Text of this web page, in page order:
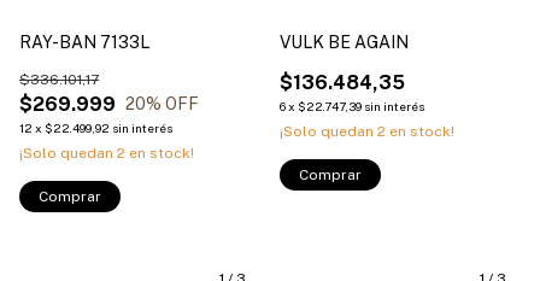
RAY-BAN 7133L
$269.999
$336.101,17
20% OFF
12 x $22.499,92 sin interés
¡Solo quedan 2 en stock!
Comprar
VULK BE AGAIN
$136.484,35
6x $22.747,39 sin interés
¡Solo quedan 2 en stock!
Comprar